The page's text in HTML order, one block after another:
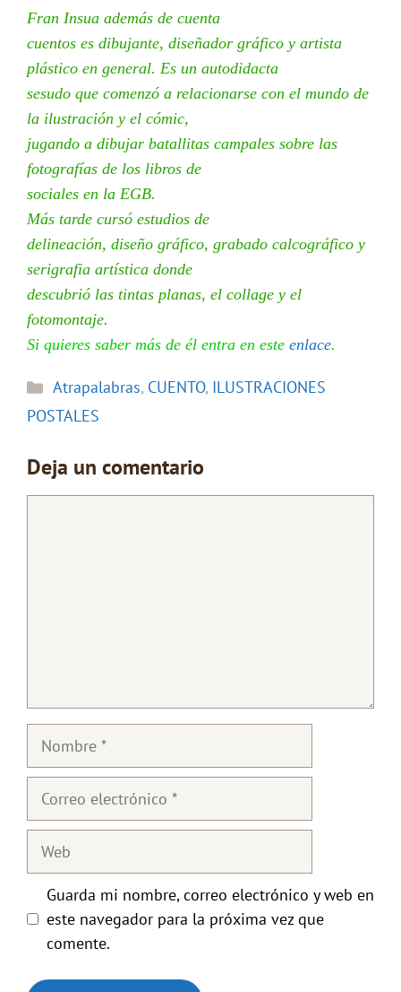
Fran Insua además de cuenta
cuentos es dibujante, diseñador gráfico y artista
plástico en general. Es un autodidacta
sesudo que comenzó a relacionarse con el mundo de
la ilustración y el cómic,
jugando a dibujar batallitas campales sobre las
fotografías de los libros de
sociales en la EGB.
Más tarde cursó estudios de
delineación, diseño gráfico, grabado calcográfico y
serigrafia artística donde
descubrió las tintas planas, el collage y el
fotomontaje.
Si quieres saber más de él entra en este enlace.
Categorías
Atrapalabras, CUENTO, ILUSTRACIONES
POSTALES
Deja un comentario
Nombre
Correo
Web
Guarda mi nombre, correo electrónico y web en
este navegador para la próxima vez que
comente.